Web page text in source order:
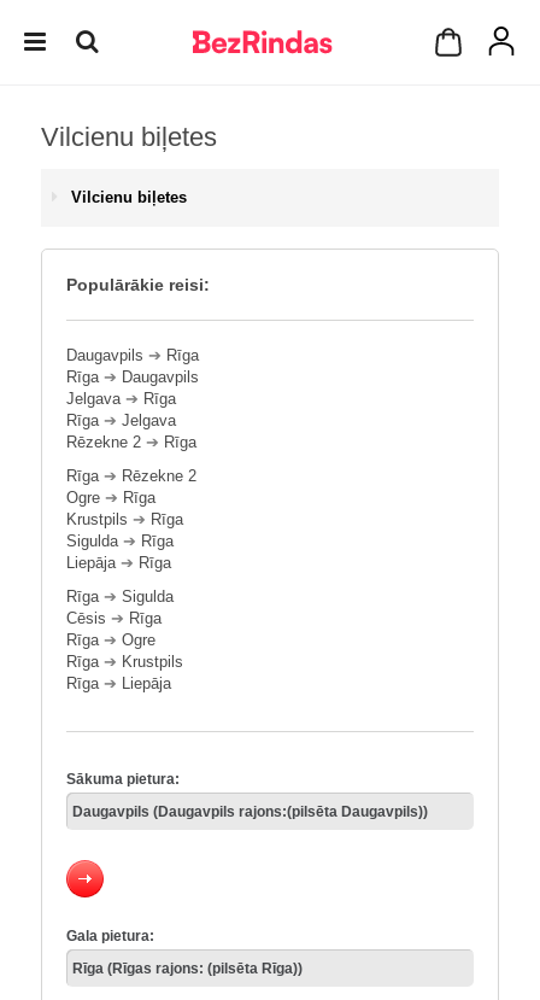
Vilcienu biļetes
Vilcienu biļetes
Populārākie reisi:
Daugavpils ➔ Rīga
Rīga➔ Daugavpils
Jelgava➔ Rīga
Rīga➔ Jelgava
Rēzekne 2 ➔ Rīga
Rīga➔ Rēzekne 2
Ogre ➔ Rīga
Krustpils ➔ Rīga
Sigulda➔ Rīga
Liepāja➔ Rīga
Rīga➔ Sigulda
Cēsis ➔ Rīga
Rīga➔ Ogre
Rīga➔ Krustpils
Rīga➔ Liepāja
Sākuma pietura:
Gala pietura: